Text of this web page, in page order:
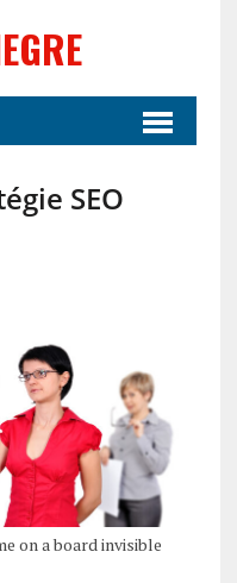
SEO
on a board invisible